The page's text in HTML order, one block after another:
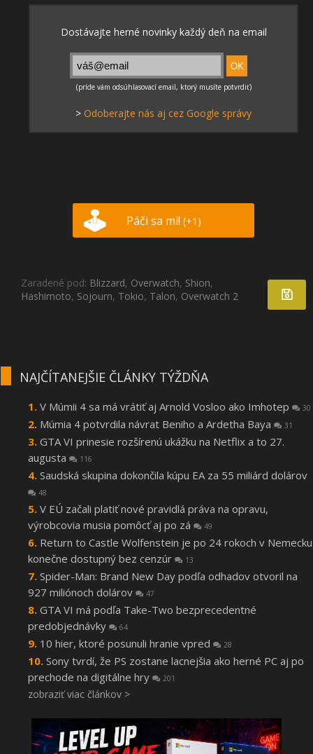
> Odoberajte nás aj cez Google správy
Páči sa mi! (+1)
Zaradené pod: Blizzard, Overwatch, Shion,
Hashimoto, Sojourn, Tokio, Talon, Overwatch 2
NAJČÍTANEJŠIE ČLÁNKY TÝŽDŇA
V Múmii 4 sa má vrátiť aj Arnold Vosloo ako Imhotep 30
Múmia 4 potvrdila návrat Beniho a Ardetha Baya 31
GTA VI prinesie rozšírenú ukážku na Netflix a to 27.
augusta
116
Saudská skupina dokončila kúpu EA za 55 miliárd dolárov
48
V EÚ začali platiť nové pravidlá práva na opravu,
výrobcovia musia pomôcť aj po zá
49
Return to Castle Wolfenstein je po 24 rokoch v Nemecku
konečne dostupný bez cenzúr
13
Spider-Man: Brand New Day podľa odhadov otvoril na
927 miliónoch dolárov
47
GTA VI má podľa Take-Two bezprecedentné
predobjednávky
64
10 hier, ktoré posunuli hranie vpred 28
Sony tvrdí, že PS zostane lacnejšia ako herné PC aj po
prechode na digitálne hry
201
zobraziť viac článkov >